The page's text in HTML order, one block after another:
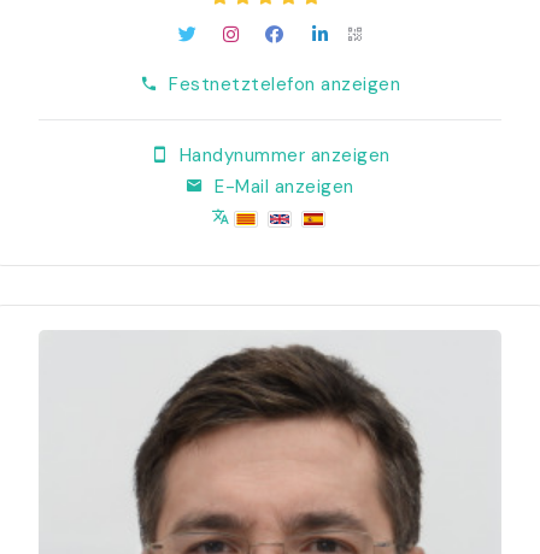
Festnetztelefon anzeigen
Handynummer anzeigen
E-Mail anzeigen